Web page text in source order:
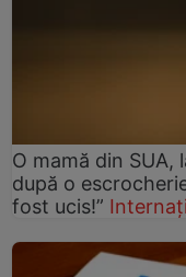
O mamă din SUA,
după o
fost ucis!”